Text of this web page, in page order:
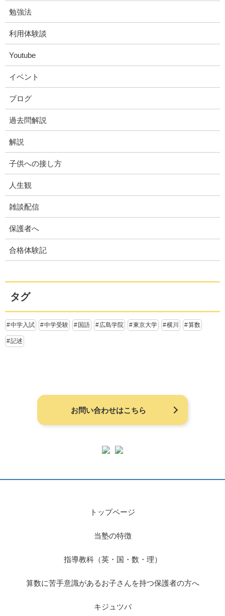
勉強法
利用体験談
Youtube
イベント
ブログ
過去問解説
解説
子供への接し方
人生観
雑談配信
保護者へ
合格体験記
タグ
中学入試 中学受験 国語 広島学院 東京大学 横川 算数
記述
お問い合わせはこちら
トップページ
当塾の特徴
指導教科（英・国・数・理）
算数に苦手意識があるお子さんを持つ保護者の方へ
キジュツバ